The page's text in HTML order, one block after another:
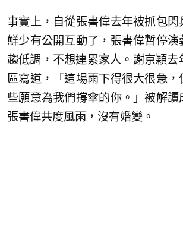
事實上，自從張書偉去年被抓包閃
鮮少有公開互動了，張書偉暫停演
趨低調，不想連累家人。謝京穎去
區寫道，「這場雨下得很大很急，
些願意為我們撐傘的你。」被解讀
張書偉共度風雨，沒有婚變。